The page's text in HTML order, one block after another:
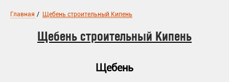
Главная / Щебень строительный Кипень
Щебень строительный Кипень
Щебень